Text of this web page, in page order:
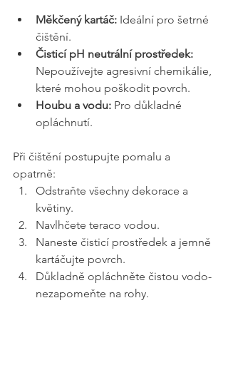
Měkčený kartáč: Ideální pro šetrné
čištění.
Čisticí pH neutrální prostředek:
Nepoužívejte agresivní chemikálie,
které mohou poškodit povrch.
Houbu a vodu: Pro důkladné
opláchnutí.
Při čištění postupujte pomalu a
opatrně:
Odstraňte všechny dekorace a
květiny.
Navlhčete teraco vodou.
Naneste čisticí prostředek a jemně
kartáčujte povrch.
Důkladně opláchněte čistou vodo-
nezapomeňte na rohy.